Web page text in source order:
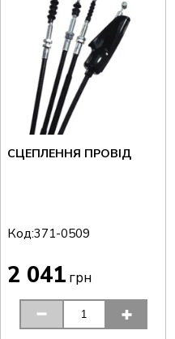
СЦЕПЛЕННЯ ПРОВІД
Код:371-0509
2 041 грн